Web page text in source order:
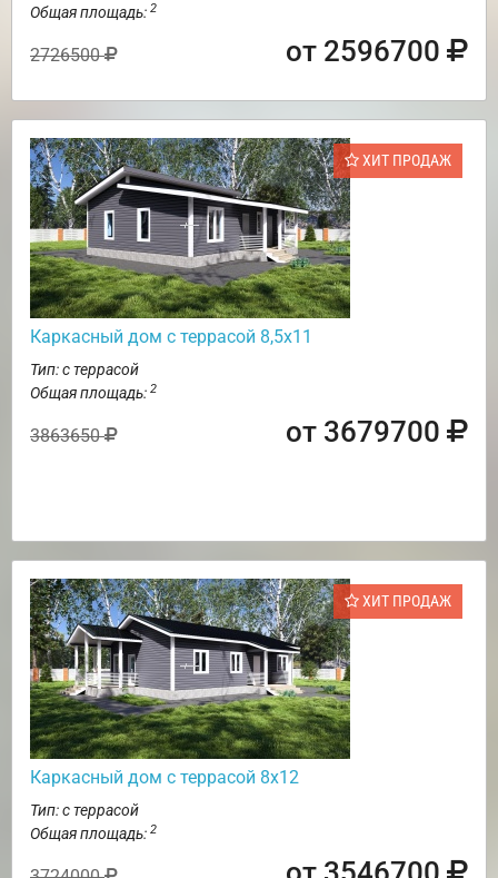
Общая площадь: 2
2726500 от 2596700
ХИТ ПРОДАЖ
Каркасный дом с террасой 8,5х11
Тип: с террасой
Общая площадь: 2
3863650 от 3679700
ХИТ ПРОДАЖ
Каркасный дом с террасой 8х12
Тип: с террасой
Общая площадь: 2